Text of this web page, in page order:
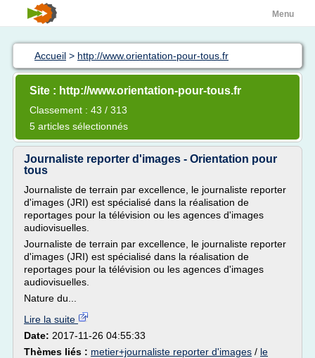
Menu
Accueil > http://www.orientation-pour-tous.fr
Site : http://www.orientation-pour-tous.fr
Classement : 43 / 313
5 articles sélectionnés
Journaliste reporter d'images - Orientation pour
tous
Journaliste de terrain par excellence, le journaliste reporter
d'images (JRI) est spécialisé dans la réalisation de
reportages pour la télévision ou les agences d'images
audiovisuelles.
Journaliste de terrain par excellence, le journaliste reporter
d'images (JRI) est spécialisé dans la réalisation de
reportages pour la télévision ou les agences d'images
audiovisuelles.
Nature du...
Lire la suite
Date: 2017-11-26 04:55:33
Thèmes liés : metier+journaliste reporter d'images / le